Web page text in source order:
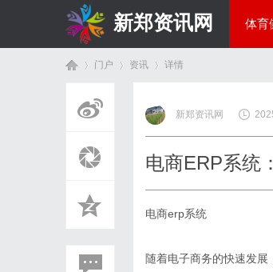
新郑资讯网 体育
门户 资讯
›
详情
新郑资讯网
电商ERP系统
电商erp系统
随着电子商务的快速发